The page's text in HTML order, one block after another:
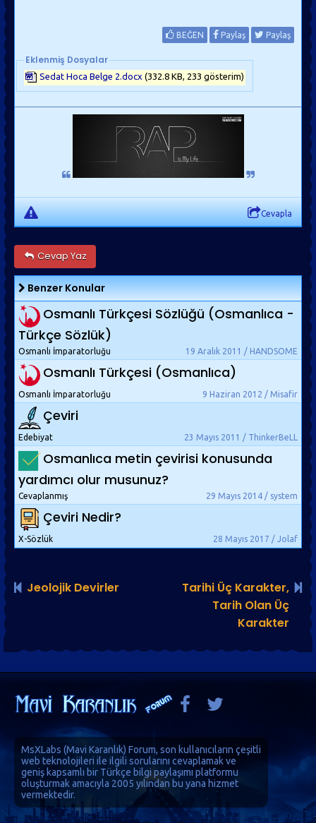
BEĞEN Paylaş Paylaş
Eklenmiş Dosyalar
Sedat Hoca Belge 2.docx (332.8 KB, 233 gösterim)
Cevapla
Cevap Yaz
Benzer Konular
Osmanlı Türkçesi Sözlüğü (Osmanlıca -
Türkçe Sözlük)
19 Aralık 2011 / HANDSOME
Osmanlı İmparatorluğu
Osmanlı Türkçesi (Osmanlıca)
9 Haziran 2012 / Misafir
Osmanlı İmparatorluğu
Çeviri
23 Mayıs 2011 / ThinkerBeLL
Edebiyat
Osmanlıca metin çevirisi konusunda
yardımcı olur musunuz?
29 Mayıs 2014 / system
Cevaplanmış
Çeviri Nedir?
28 Mayıs 2017 / Jolaf
X-Sözlük
Jeolojik Devirler
Tarihi Üç Karakter,
Tarih Olan Üç
Karakter
MsXLabs (Mavi Karanlık) Forum, son kullanıcıların çeşitli
web teknolojileri ile ilgili sorularını cevaplamak ve
geniş kapsamlı bir Türkçe bilgi paylaşımı platformu
oluşturmak amacıyla 2005 yılından bu yana hizmet
vermektedir.